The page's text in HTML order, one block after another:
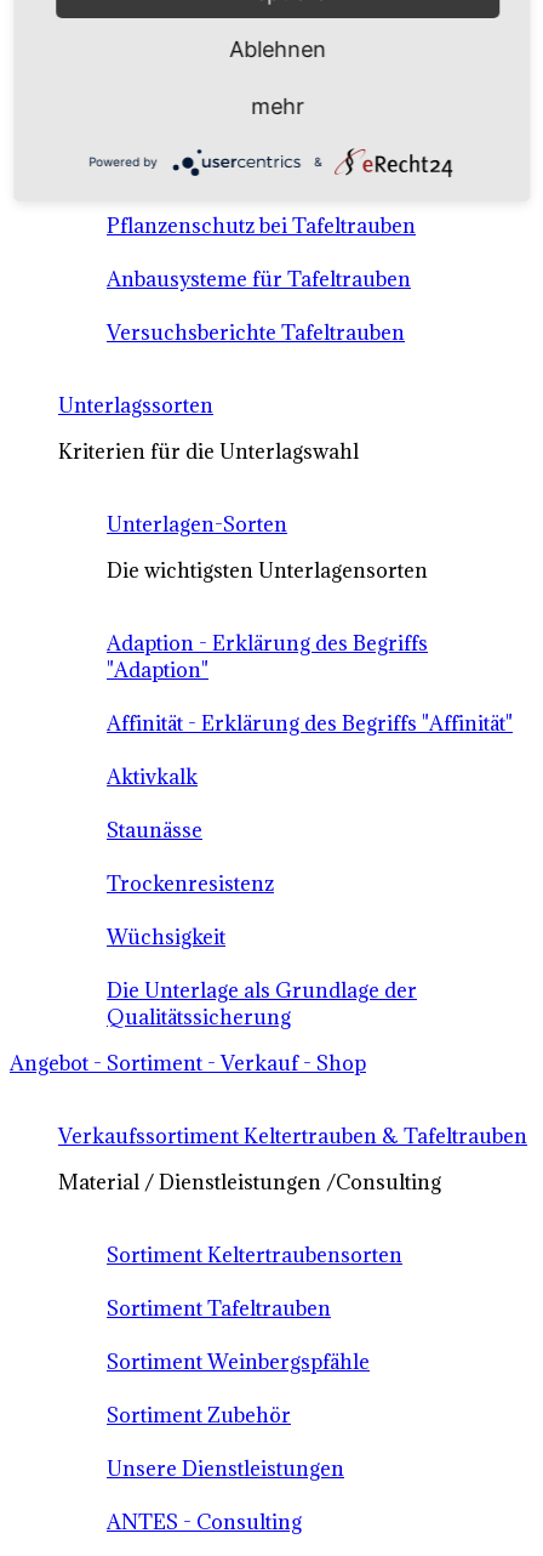
Anbausysteme & Recht
Tafeltrauben A-Z Sortenbeschreibungen
Tafeltraubenanbau - rechtliche
Voraussetzungen
Pflanzenschutz bei Tafeltrauben
Anbausysteme für Tafeltrauben
Versuchsberichte Tafeltrauben
Unterlagssorten
Kriterien für die Unterlagswahl
Unterlagen-Sorten
Die wichtigsten Unterlagensorten
Adaption - Erklärung des Begriffs
"Adaption"
Affinität - Erklärung des Begriffs "Affinität"
Aktivkalk
Staunässe
Trockenresistenz
Wüchsigkeit
Die Unterlage als Grundlage der
Qualitätssicherung
Angebot - Sortiment - Verkauf - Shop
Verkaufssortiment Keltertrauben & Tafeltrauben
Material / Dienstleistungen /Consulting
Sortiment Keltertraubensorten
Sortiment Tafeltrauben
Sortiment Weinbergspfähle
Sortiment Zubehör
Unsere Dienstleistungen
ANTES - Consulting
Ablehnen
mehr
Powered by &